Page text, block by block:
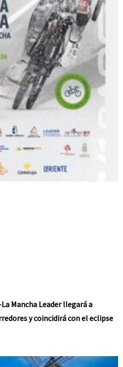
Mancha Leader llegará a
y coincidirá con el eclipse